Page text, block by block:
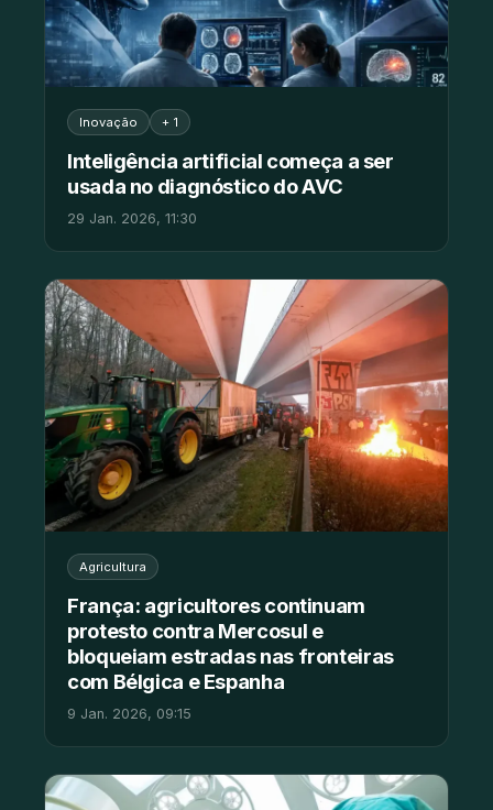
Inovação + 1
Inteligência artificial começa a ser
usada no diagnóstico do AVC
29 Jan. 2026, 11:30
Agricultura
França: agricultores continuam
protesto contra Mercosul e
bloqueiam estradas nas fronteiras
com Bélgica e Espanha
9 Jan. 2026, 09:15